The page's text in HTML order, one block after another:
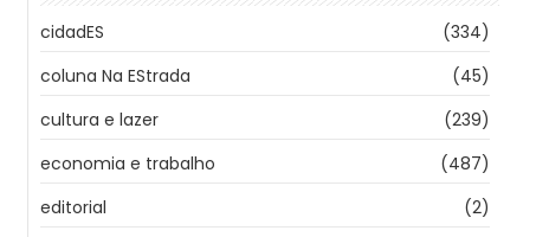
cidadES
(334)
coluna Na EStrada
(45)
cultura e lazer
(239)
economia e trabalho
(487)
editorial
(2)